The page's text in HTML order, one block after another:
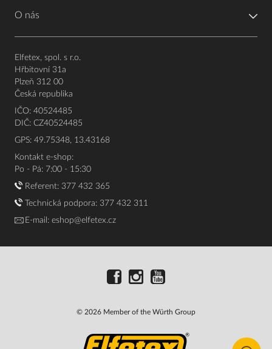
O nás
Elfetex, spol. s r.o.
Hřbitovní 31a
Plzeň 312 00
Česká republika
IČO: 40524485
DIČ: CZ40524485
GPS: 49.75348, 13.43168
Kontakt e-shop:
Po - Pá: 7:00 - 15:30
Referent: 377 432 365
Technická podpora: 377 432 311
E-mail: eshop@elfetex.cz
© 2026 Member of the Würth Group